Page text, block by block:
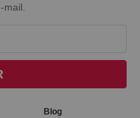
Blog